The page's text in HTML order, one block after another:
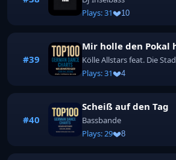
Plays: 31
10
#39
Mir holle den Pokal
Kölle Allstars feat. Die
Plays: 31
4
#40
Scheiß auf den Tag
Bassbande
Plays: 29
8